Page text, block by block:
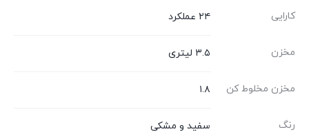
کارایی ۲۴ عملکرد
مخزن ۳.۵ لیتری
مخزن مخلوط کن ۱.۸
رنگ سفید و مشکی